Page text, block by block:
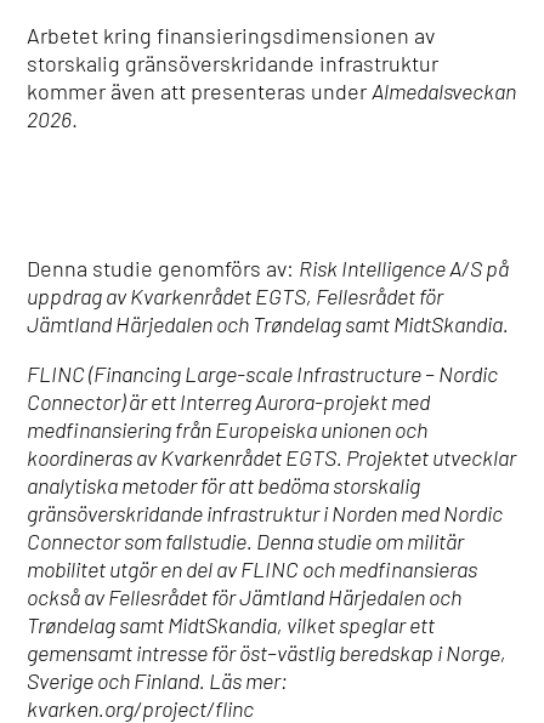
Arbetet kring finansieringsdimensionen av
storskalig gränsöverskridande infrastruktur
kommer även att presenteras under Almedalsveckan
2026.
Denna studie genomförs av: Risk Intelligence A/S på
uppdrag av Kvarkenrådet EGTS, Fellesrådet för
Jämtland Härjedalen och Trøndelag samt MidtSkandia.
FLINC (Financing Large-scale Infrastructure – Nordic
Connector) är ett Interreg Aurora-projekt med
medfinansiering från Europeiska unionen och
koordineras av Kvarkenrådet EGTS. Projektet utvecklar
analytiska metoder för att bedöma storskalig
gränsöverskridande infrastruktur i Norden med Nordic
Connector som fallstudie. Denna studie om militär
mobilitet utgör en del av FLINC och medfinansieras
också av Fellesrådet för Jämtland Härjedalen och
Trøndelag samt MidtSkandia, vilket speglar ett
gemensamt intresse för öst–västlig beredskap i Norge,
Sverige och Finland. Läs mer:
kvarken.org/project/flinc